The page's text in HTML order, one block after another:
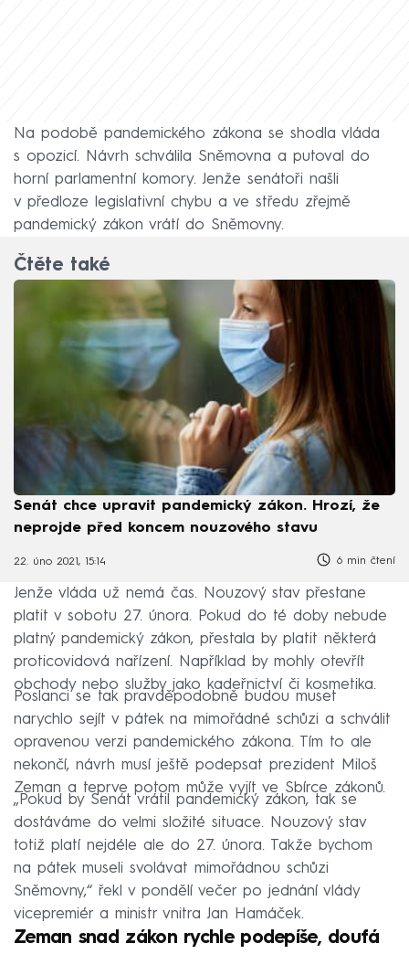
Na podobě pandemického zákona se shodla vláda
s opozicí. Návrh schválila Sněmovna a putoval do
horní parlamentní komory. Jenže senátoři našli
v předloze legislativní chybu a ve středu zřejmě
pandemický zákon vrátí do Sněmovny.
Čtěte také
Senát chce upravit pandemický zákon. Hrozí, že
neprojde před koncem nouzového stavu
22. úno 2021, 15:14 6 min čtení
Jenže vláda už nemá čas. Nouzový stav přestane
platit v sobotu 27. února. Pokud do té doby nebude
platný pandemický zákon, přestala by platit některá
proticovidová nařízení. Například by mohly otevřít
obchody nebo služby jako kadeřnictví či kosmetika.
Poslanci se tak pravděpodobně budou muset
narychlo sejít v pátek na mimořádné schůzi a schválit
opravenou verzi pandemického zákona. Tím to ale
nekončí, návrh musí ještě podepsat prezident Miloš
Zeman a teprve potom může vyjít ve Sbírce zákonů.
„Pokud by Senát vrátil pandemický zákon, tak se
dostáváme do velmi složité situace. Nouzový stav
totiž platí nejdéle ale do 27. února. Takže bychom
na pátek museli svolávat mimořádnou schůzi
Sněmovny,“ řekl v pondělí večer po jednání vlády
vicepremiér a ministr vnitra Jan Hamáček.
Zeman snad zákon rychle podepíše, doufá